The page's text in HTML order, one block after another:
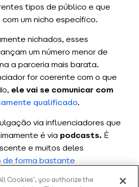
tipos de público e que
um nicho específico.
nichados, esses
um número menor de
a parceria mais barata.
for coerente com o que
ele vai se comunicar com
qualificado.
via influenciadores que
é viapodcasts. É
e muitos deles
de forma bastante
Cookies', you authorize the